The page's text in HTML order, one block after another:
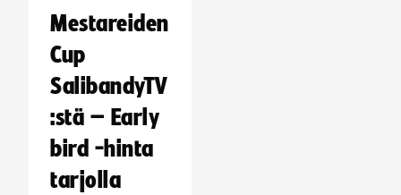
Mestareiden
Cup
SalibandyTV
:stä – Early
bird -hinta
tarjolla